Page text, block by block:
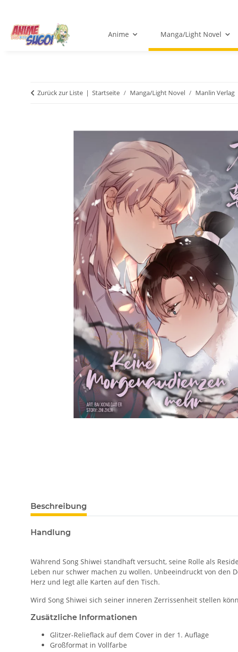
Anime Manga/Light Novel
Zurück zur Liste Startseite Manga/Light Novel Manlin Verlag
Beschreibung
Handlung
Während Song Shiwei standhaft versucht, seine Rolle als
Leben nur schwer machen zu wollen. Unbeeindruckt von den
Herz und legt alle Karten auf den Tisch.
Wird Song Shiwei sich seiner inneren Zerrissenheit stellen
Zusätzliche Informationen
Glitzer-Relieflack auf dem Cover in der 1. Auflage
Großformat in Vollfarbe